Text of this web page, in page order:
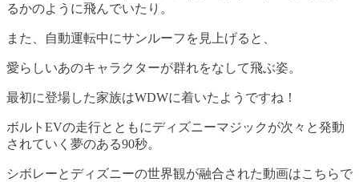
るかのように飛んでいたり。
また、自動運転中にサンルーフを見上げると、
愛らしいあのキャラクターが群れをなして飛ぶ姿。
最初に登場した家族はWDWに着いたようですね！
ボルトEVの走行とともにディズニーマジックが次々と発動
されていく夢のある90秒。
シボレーとディズニーの世界観が融合された動画はこちらで